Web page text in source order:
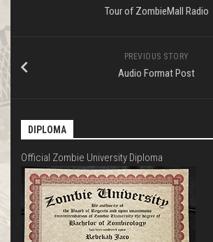
Tour of ZombieMall Radio
PREVIOUS STORY
Audio Format Post
DIPLOMA
Official Zombie University Diploma